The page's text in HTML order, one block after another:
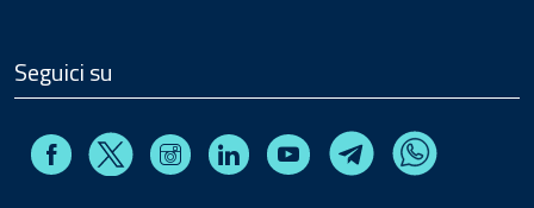
Seguici su
FacebookX InstagramLinkedin Youtube TelegramWhatsapp